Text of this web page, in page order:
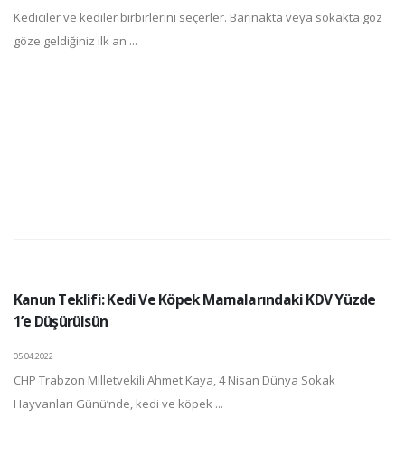
Kediciler ve kediler birbirlerini seçerler. Barınakta veya sokakta göz
göze geldiğiniz ilk an ...
Kanun Teklifi: Kedi Ve Köpek Mamalarındaki KDV Yüzde
1’e Düşürülsün
05.04.2022
CHP Trabzon Milletvekili Ahmet Kaya, 4 Nisan Dünya Sokak
Hayvanları Günü’nde, kedi ve köpek ...